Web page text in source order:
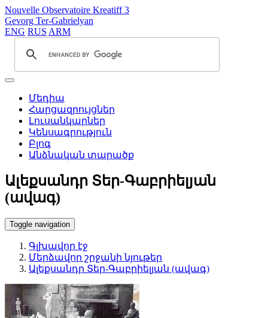
Nouvelle Observatoire Kreatiff 3
Gevorg Ter-Gabrielyan
ENG RUS ARM
Մեդիա
Հարցազրույցներ
Լուսանկարներ
Կենսագրություն
Բլոգ
Անձնական տարածք
Ալեքսանդր Տեր-Գաբրիելյան
(ավագ)
Toggle navigation
Գլխավոր էջ
Մերձավոր շրջանի նյութեր
Ալեքսանդր Տեր-Գաբրիելյան (ավագ)